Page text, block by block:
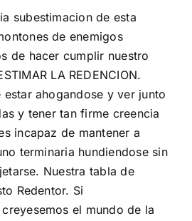
subestimacion de esta
de enemigos
de hacer cumplir nuestro
LA REDENCION.
estar ahogandose y ver junto
y tener tan firme creencia
incapaz de mantener a
terminaria hundiendose sin
Nuestra tabla de
Redentor. Si
el mundo de la